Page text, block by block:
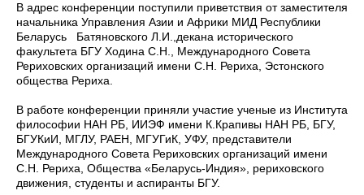
В адрес конференции поступили приветствия от заместителя
начальника Управления Азии и Африки МИД Республики
Беларусь Батяновского Л.И.,декана исторического
факультета БГУ Ходина C.Н., Международного Совета
Рериховских организаций имени С.Н. Рериха, Эстонского
общества Рериха.
В работе конференции приняли участие ученые из Института
философии НАН РБ, ИИЭФ имени К.Крапивы НАН РБ, БГУ,
БГУКиИ, МГЛУ, РАЕН, МГУГиК, УФУ, представители
Международного Совета Рериховских организаций имени
С.Н. Рериха, Общества «Беларусь-Индия», рериховского
движения, студенты и аспиранты БГУ.